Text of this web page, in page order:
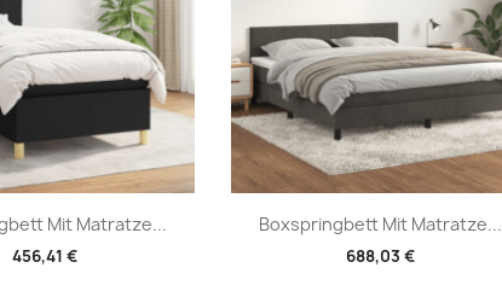
Mit Matratze...
456,41 €
Vorschau Boxspringbett Mit Matratze...
688,03 €
Vorschau